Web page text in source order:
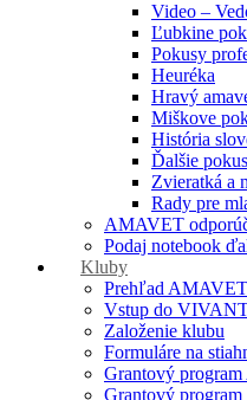
Video –
Ľubkine
Pokusy
Heuréka
Hravý
Miškove
História
Ďalšie
Zvieratká a
Rady pre
AMAVET
Podaj notebook
Kluby
Prehľad
Vstup do
Založenie klubu
Formuláre na
Grantový
Grantový